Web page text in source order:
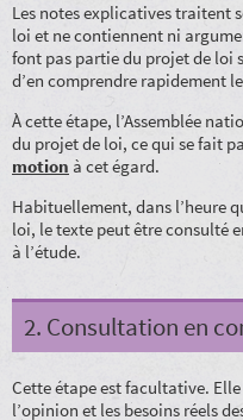
Les notes explicatives traitent
loi et ne contiennent ni
font pas partie du projet de loi
d’en comprendre rapidement
À cette étape, l’Assemblée
du projet de loi, ce qui se fait
motion à cet égard.
Habituellement, dans l’heure
loi, le texte peut être consulté
à l’étude.
2. Consultation en
Cette étape est facultative.
l’opinion et les besoins réels